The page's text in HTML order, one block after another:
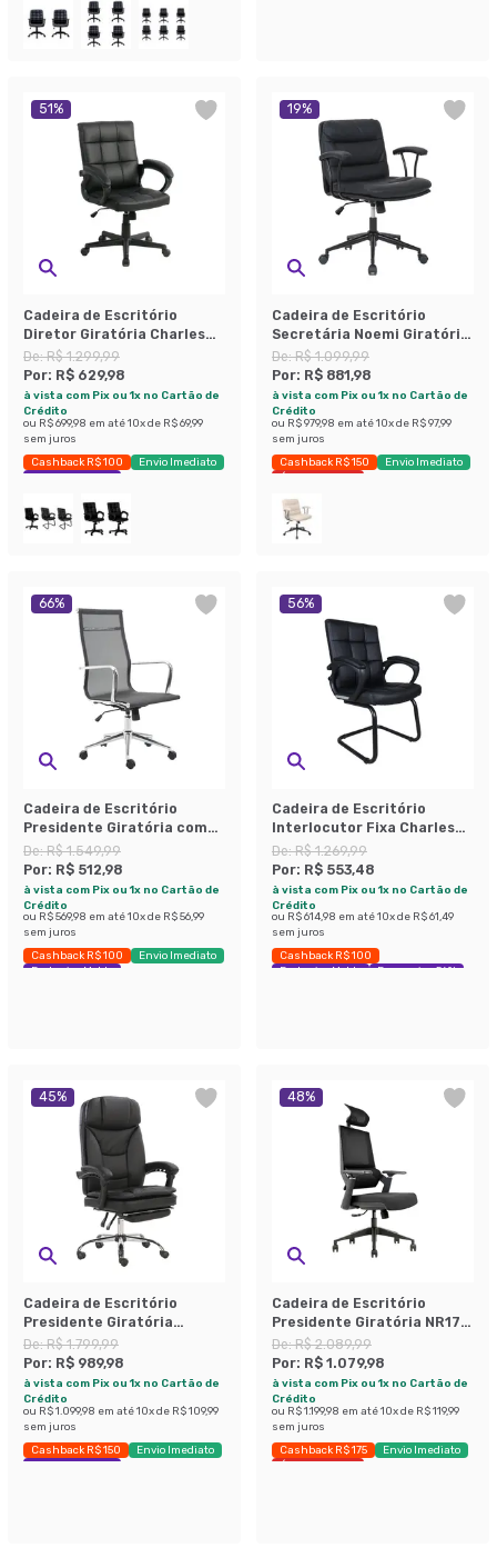
51%
Cadeira de Escritório
Diretor Giratória Charles
Preta
De:R$ 1.299,99
Por: R$ 629,98
à vista com Pix ou 1x no Cartão de
Crédito
ou R$ 699,98 em até10x de R$ 69,99
sem juros
Cashback R$ 100
Envio Imediato
Exclusivo Mobly
19%
Cadeira de Escritório
Secretária Noemi Giratória
Preta
De:R$ 1.099,99
Por: R$ 881,98
à vista com Pix ou 1x no Cartão de
Crédito
ou R$ 979,98 em até10x de R$ 97,99
sem juros
Cashback R$ 150
Envio Imediato
Últimas peças
66%
Cadeira de Escritório
Presidente Giratória com
Relax Eames Star Preta
De:R$ 1.549,99
Por: R$ 512,98
à vista com Pix ou 1x no Cartão de
Crédito
ou R$ 569,98 em até10x de R$ 56,99
sem juros
Cashback R$ 100
Envio Imediato
Exclusivo Mobly
56%
Cadeira de Escritório
Interlocutor Fixa Charles
Preta
De:R$ 1.269,99
Por: R$ 553,48
à vista com Pix ou 1x no Cartão de
Crédito
ou R$ 614,98 em até10x de R$ 61,49
sem juros
Cashback R$ 100
Exclusivo Mobly
Economize 56%
45%
Cadeira de Escritório
Presidente Giratória
Reclinável Manchester
Preta
De:R$ 1.799,99
Por: R$ 989,98
à vista com Pix ou 1x no Cartão de
Crédito
ou R$ 1.099,98 em até10x de R$ 109,99
sem juros
Cashback R$ 150
Envio Imediato
Exclusivo Mobly
48%
Cadeira de Escritório
Presidente Giratória NR17
Chambord Preta
De:R$ 2.089,99
Por: R$ 1.079,98
à vista com Pix ou 1x no Cartão de
Crédito
ou R$ 1.199,98 em até10x de R$ 119,99
sem juros
Cashback R$ 175
Envio Imediato
Últimas peças